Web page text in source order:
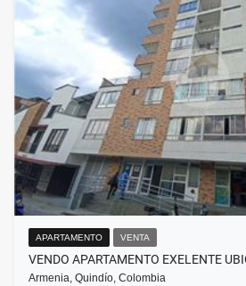
APARTAMENTO VENTA
VENDO APARTAMENTO EXELENTE
Armenia, Quindío, Colombia